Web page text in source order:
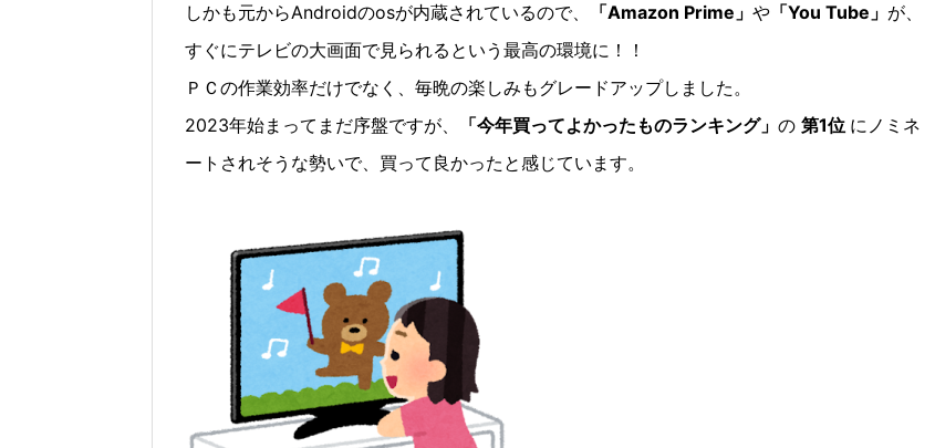
しかも元からAndroidのosが内蔵されているので、
「Amazon Prime」 や 「You Tube」 が、
すぐにテレビの大画面で見られるという最高の環境に！！
ＰＣの作業効率だけでなく、毎晩の楽しみもグレードアップしました。
2023年始まってまだ序盤ですが、
「今年買ってよかったものランキング」 の 第1位 にノミネ
ートされそうな勢いで、買って良かったと感じています。